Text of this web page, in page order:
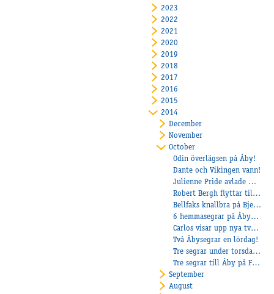
2023
2022
2021
2020
2019
2018
2017
2016
2015
2014
December
November
October
Odin överlägsen på Åby!
Dante och Vikingen vann!
Julienne Pride avlade maiden!
Robert Bergh flyttar till Åby
Bellfaks knallbra på Bjerke!
6 hemmasegrar på Åbytravet!
Carlos visar upp nya tvååringar!
Två Åbysegrar en lördag!
Tre segrar under torsdagen:
Tre segrar till Åby på Färjestad!
September
August